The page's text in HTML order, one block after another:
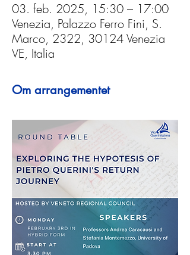
03. feb. 2025, 15:30 – 17:00
Venezia, Palazzo Ferro Fini, S.
Marco, 2322, 30124 Venezia
VE, Italia
Om arrangementet